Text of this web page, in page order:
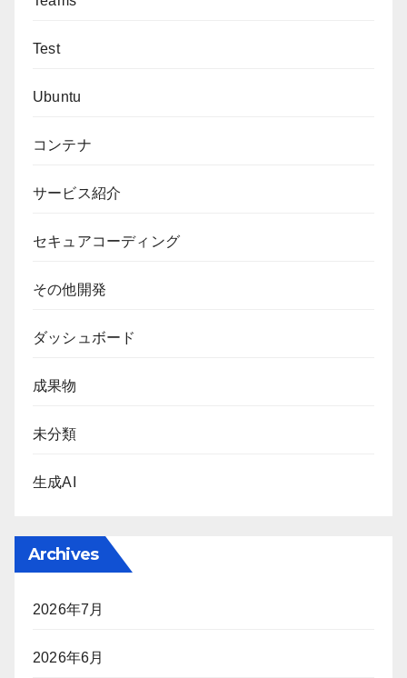
Test
Ubuntu
コンテナ
サービス紹介
セキュアコーディング
その他開発
ダッシュボード
成果物
未分類
生成AI
Archives
2026年7月
2026年6月